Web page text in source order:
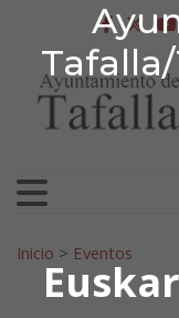
Ir al contenido
Search for:
Inicio > Eventos